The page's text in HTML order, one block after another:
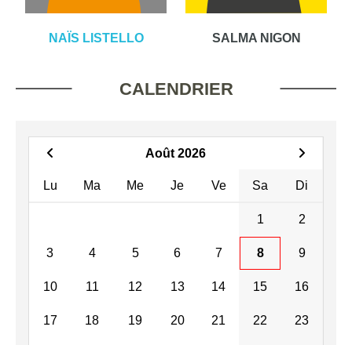
NAÏS LISTELLO SALMA NIGON
CALENDRIER
Août 2026
Lu Ma Me Je Ve Sa Di
1 2
3 4 5 6 7 8 9
10 11 12 13 14 15 16
17 18 19 20 21 22 23